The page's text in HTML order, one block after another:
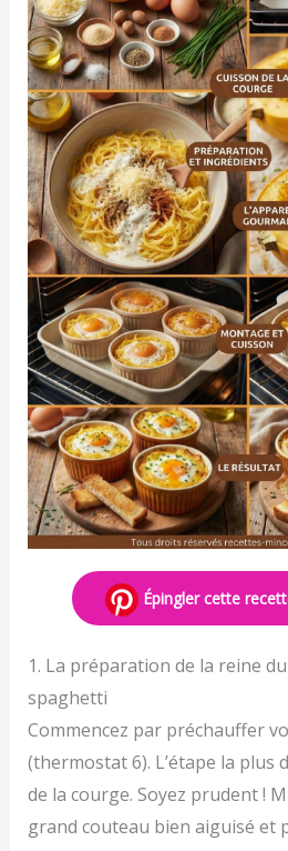
Épingler cette
1. La préparation de la reine
spaghetti
Commencez par préchauffer
(thermostat 6). L’étape la plus
de la courge. Soyez prudent !
grand couteau bien aiguisé et